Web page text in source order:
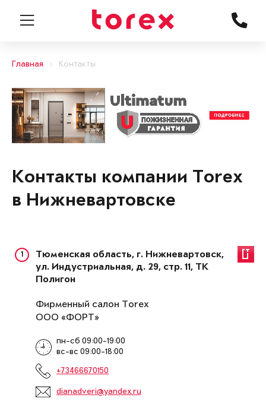
Главная Контакты
Контакты компании Torex
в Нижневартовске
1
Тюменская область, г. Нижневартовск,
ул. Индустриальная, д. 29, стр. 11, ТК
Полигон
Фирменный салон Torex
ООО «ФОРТ»
пн-сб 09:00-19:00
вс-вс 09:00-18:00
+73466670150
dianadveri@yandex.ru